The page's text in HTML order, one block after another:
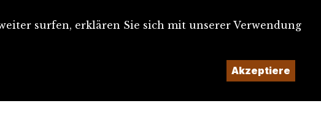
surfen, erklären Sie sich mit unserer Verwendung
Akzeptiere